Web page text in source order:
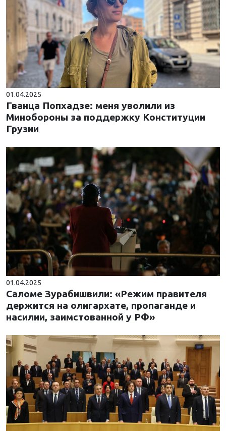
01.04.2025
Гванца Попхадзе: меня уволили из
Минобороны за поддержку Конституции
Грузии
01.04.2025
Саломе Зурабишвили: «Режим правителя
держится на олигархате, пропаганде и
насилии, заимстованной у РФ»